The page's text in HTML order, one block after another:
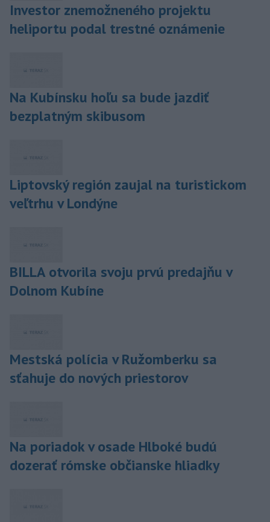
Investor znemožneného projektu
heliportu podal trestné oznámenie
Na Kubínsku hoľu sa bude jazdiť
bezplatným skibusom
Liptovský región zaujal na turistickom
veľtrhu v Londýne
BILLA otvorila svoju prvú predajňu v
Dolnom Kubíne
Mestská polícia v Ružomberku sa
sťahuje do nových priestorov
Na poriadok v osade Hlboké budú
dozerať rómske občianske hliadky